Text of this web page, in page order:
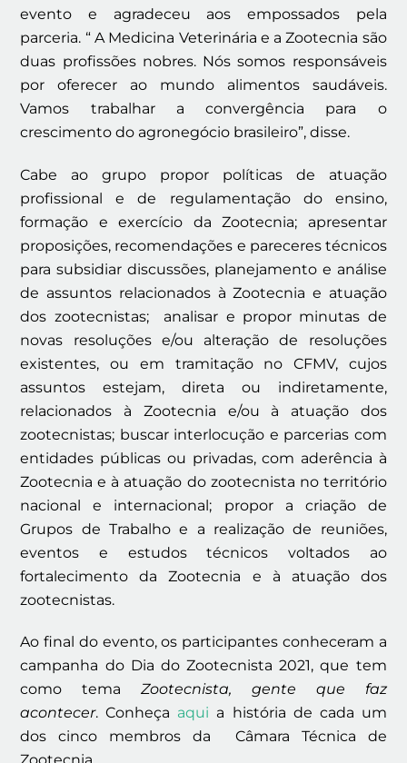
evento e agradeceu aos empossados pela
parceria. “ A Medicina Veterinária e a Zootecnia são
duas profissões nobres. Nós somos responsáveis
por oferecer ao mundo alimentos saudáveis.
Vamos trabalhar a convergência para o
crescimento do agronegócio brasileiro”, disse.
Cabe ao grupo propor políticas de atuação
profissional e de regulamentação do ensino,
formação e exercício da Zootecnia; apresentar
proposições, recomendações e pareceres técnicos
para subsidiar discussões, planejamento e análise
de assuntos relacionados à Zootecnia e atuação
dos zootecnistas; analisar e propor minutas de
novas resoluções e/ou alteração de resoluções
existentes, ou em tramitação no CFMV, cujos
assuntos estejam, direta ou indiretamente,
relacionados à Zootecnia e/ou à atuação dos
zootecnistas; buscar interlocução e parcerias com
entidades públicas ou privadas, com aderência à
Zootecnia e à atuação do zootecnista no território
nacional e internacional; propor a criação de
Grupos de Trabalho e a realização de reuniões,
eventos e estudos técnicos voltados ao
fortalecimento da Zootecnia e à atuação dos
zootecnistas.
Ao final do evento, os participantes conheceram a
campanha do Dia do Zootecnista 2021, que tem
como temaZootecnista, gente que faz
acontecer. Conheça aqui a história de cada um
dos cinco membros da Câmara Técnica de